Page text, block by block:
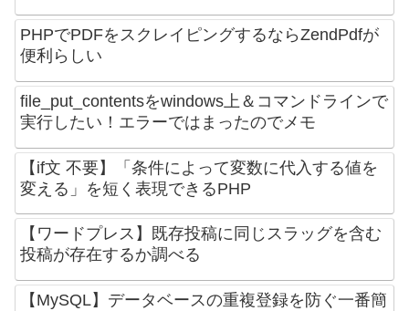
PHPでPDFをスクレイピングするならZendPdfが
便利らしい
file_put_contentsをwindows上＆コマンドラインで
実行したい！エラーではまったのでメモ
【if文 不要】「条件によって変数に代入する値を
変える」を短く表現できるPHP
【ワードプレス】既存投稿に同じスラッグを含む
投稿が存在するか調べる
【MySQL】データベースの重複登録を防ぐ一番簡